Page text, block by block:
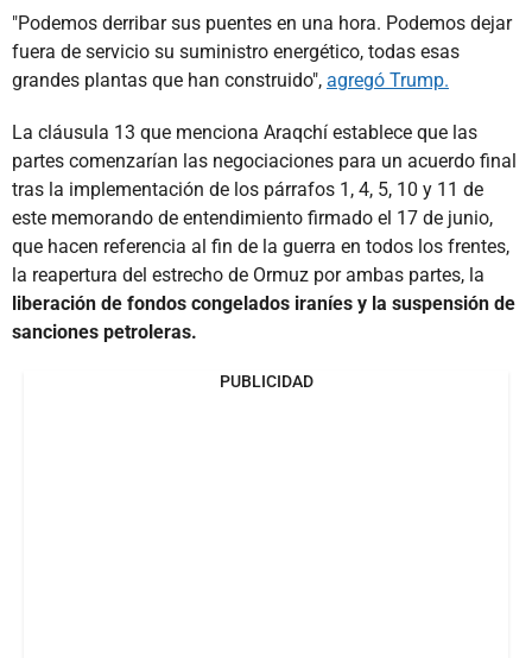
"Podemos derribar sus puentes en una hora. Podemos dejar
fuera de servicio su suministro energético, todas esas
grandes plantas que han construido", agregó Trump.
La cláusula 13 que menciona Araqchí establece que las
partes comenzarían las negociaciones para un acuerdo final
tras la implementación de los párrafos 1, 4, 5, 10 y 11 de
este memorando de entendimiento firmado el 17 de junio,
que hacen referencia al fin de la guerra en todos los frentes,
la reapertura del estrecho de Ormuz por ambas partes, la
liberación de fondos congelados iraníes y la suspensión de
sanciones petroleras.
PUBLICIDAD